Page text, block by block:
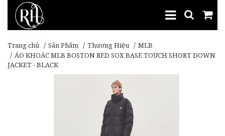
Trang chủ Sản Phẩm Thương Hiệu
MLB
ÁO KHOÁC MLB BOSTON RED SOX BASE TOUCH SHORT DOWN
JACKET - BLACK